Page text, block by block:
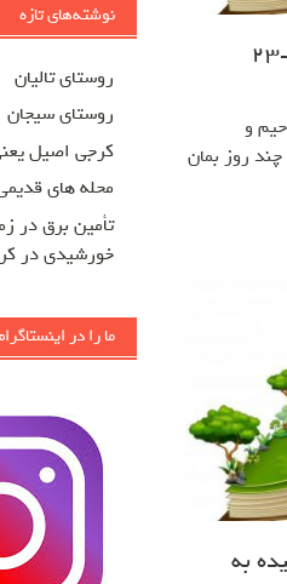
و
روز بمان
به
نوشته‌های تازه
روستای تالیان
روستای سیجان
کرجی اصیل
محله های
تأمین برق در
خورشیدی در
ما را در